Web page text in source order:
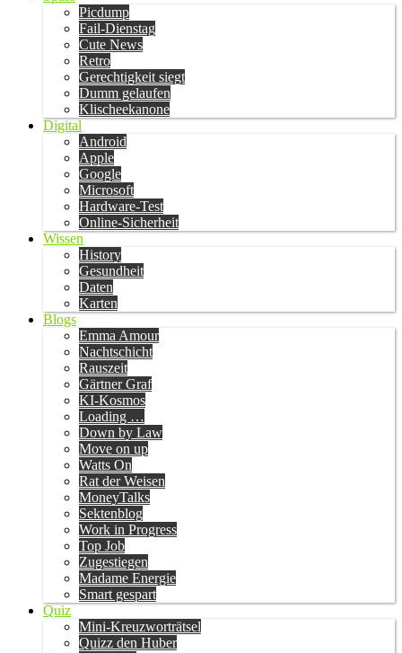
Picdump
Fail-Dienstag
Cute News
Retro
Gerechtigkeit siegt
Dumm gelaufen
Klischeekanone
Digital
Android
Apple
Google
Microsoft
Hardware-Test
Online-Sicherheit
Wissen
History
Gesundheit
Daten
Karten
Blogs
Emma Amour
Nachtschicht
Rauszeit
Gärtner Graf
KI-Kosmos
Loading …
Down by Law
Move on up
Watts On
Rat der Weisen
MoneyTalks
Sektenblog
Work in Progress
Top Job
Zugestiegen
Madame Energie
Smart gespart
Quiz
Mini-Kreuzworträtsel
Quizz den Huber